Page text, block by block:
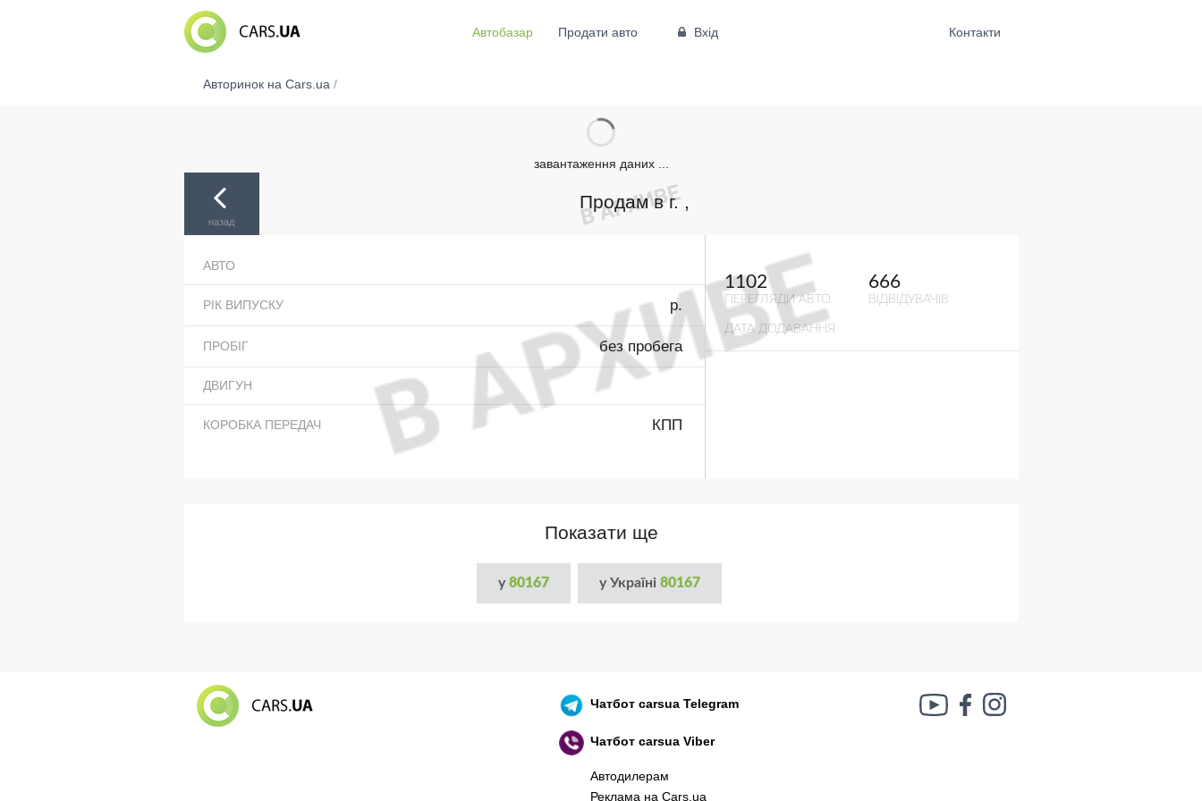
Автобазар Продати авто Вхід Контакти
Авторинок на Cars.ua /
завантаження даних ...
назад
Продам в г. ,
АВТО
РІК ВИПУСКУ р.
ПРОБІГ без пробега
ДВИГУН
КОРОБКА ПЕРЕДАЧ КПП
1102
ПЕРЕГЛЯДИ АВТО
666
ВІДВІДУВАЧІВ
ДАТА ДОДАВАННЯ
Показати ще
у80167 у Україні 80167
Чатботcarsua Telegram
Чатботcarsua Viber
Автодилерам
Реклама на Cars.ua